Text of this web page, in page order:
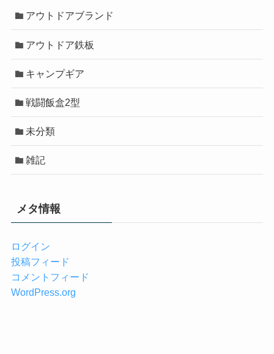
アウトドアブランド
アウトドア鉄板
キャンプギア
戦闘飯盒2型
未分類
雑記
メタ情報
ログイン
投稿フィード
コメントフィード
WordPress.org